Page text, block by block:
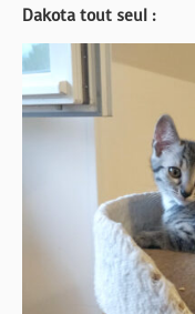
Dakota tout seul :